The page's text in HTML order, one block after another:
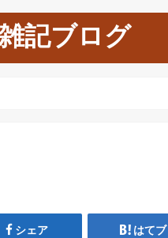
記ブログ
シェア はてブ